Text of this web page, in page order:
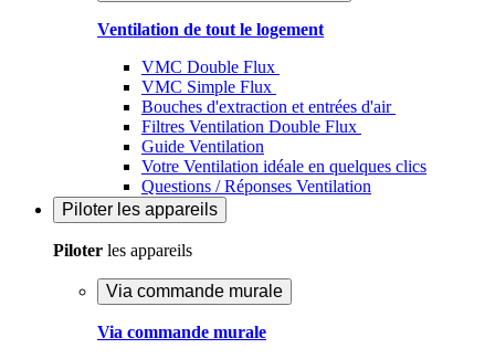
Ventilation de tout le logement
VMC Double Flux
VMC Simple Flux
Bouches d'extraction et entrées d'air
Filtres Ventilation Double Flux
Guide Ventilation
Votre Ventilation idéale en quelques clics
Questions / Réponses Ventilation
Piloter les appareils
Piloter les appareils
Via commande murale
Via commande murale